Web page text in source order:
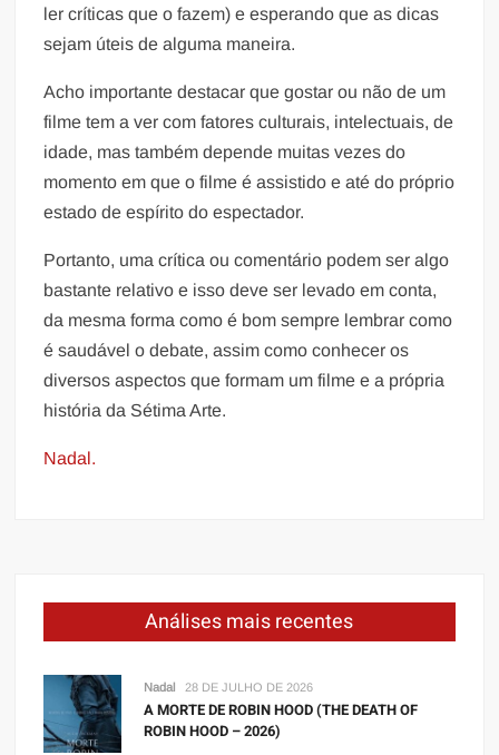
ler críticas que o fazem) e esperando que as dicas
sejam úteis de alguma maneira.
Acho importante destacar que gostar ou não de um
filme tem a ver com fatores culturais, intelectuais, de
idade, mas também depende muitas vezes do
momento em que o filme é assistido e até do próprio
estado de espírito do espectador.
Portanto, uma crítica ou comentário podem ser algo
bastante relativo e isso deve ser levado em conta,
da mesma forma como é bom sempre lembrar como
é saudável o debate, assim como conhecer os
diversos aspectos que formam um filme e a própria
história da Sétima Arte.
Nadal.
Análises mais recentes
Nadal 28 DE JULHO DE 2026
A MORTE DE ROBIN HOOD (THE DEATH OF
ROBIN HOOD – 2026)